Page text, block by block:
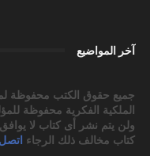
آخر المواضيع
جميع حقوق الكتب محفوظة
الملكية الفكرية محفوظة
ولن يتم نشر أى كتاب لا
كتاب مخالف ذلك الرجاء اتصل